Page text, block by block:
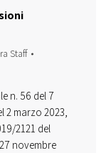
Staff
n. 56 del 7
2 marzo 2023,
2121 del
novembre